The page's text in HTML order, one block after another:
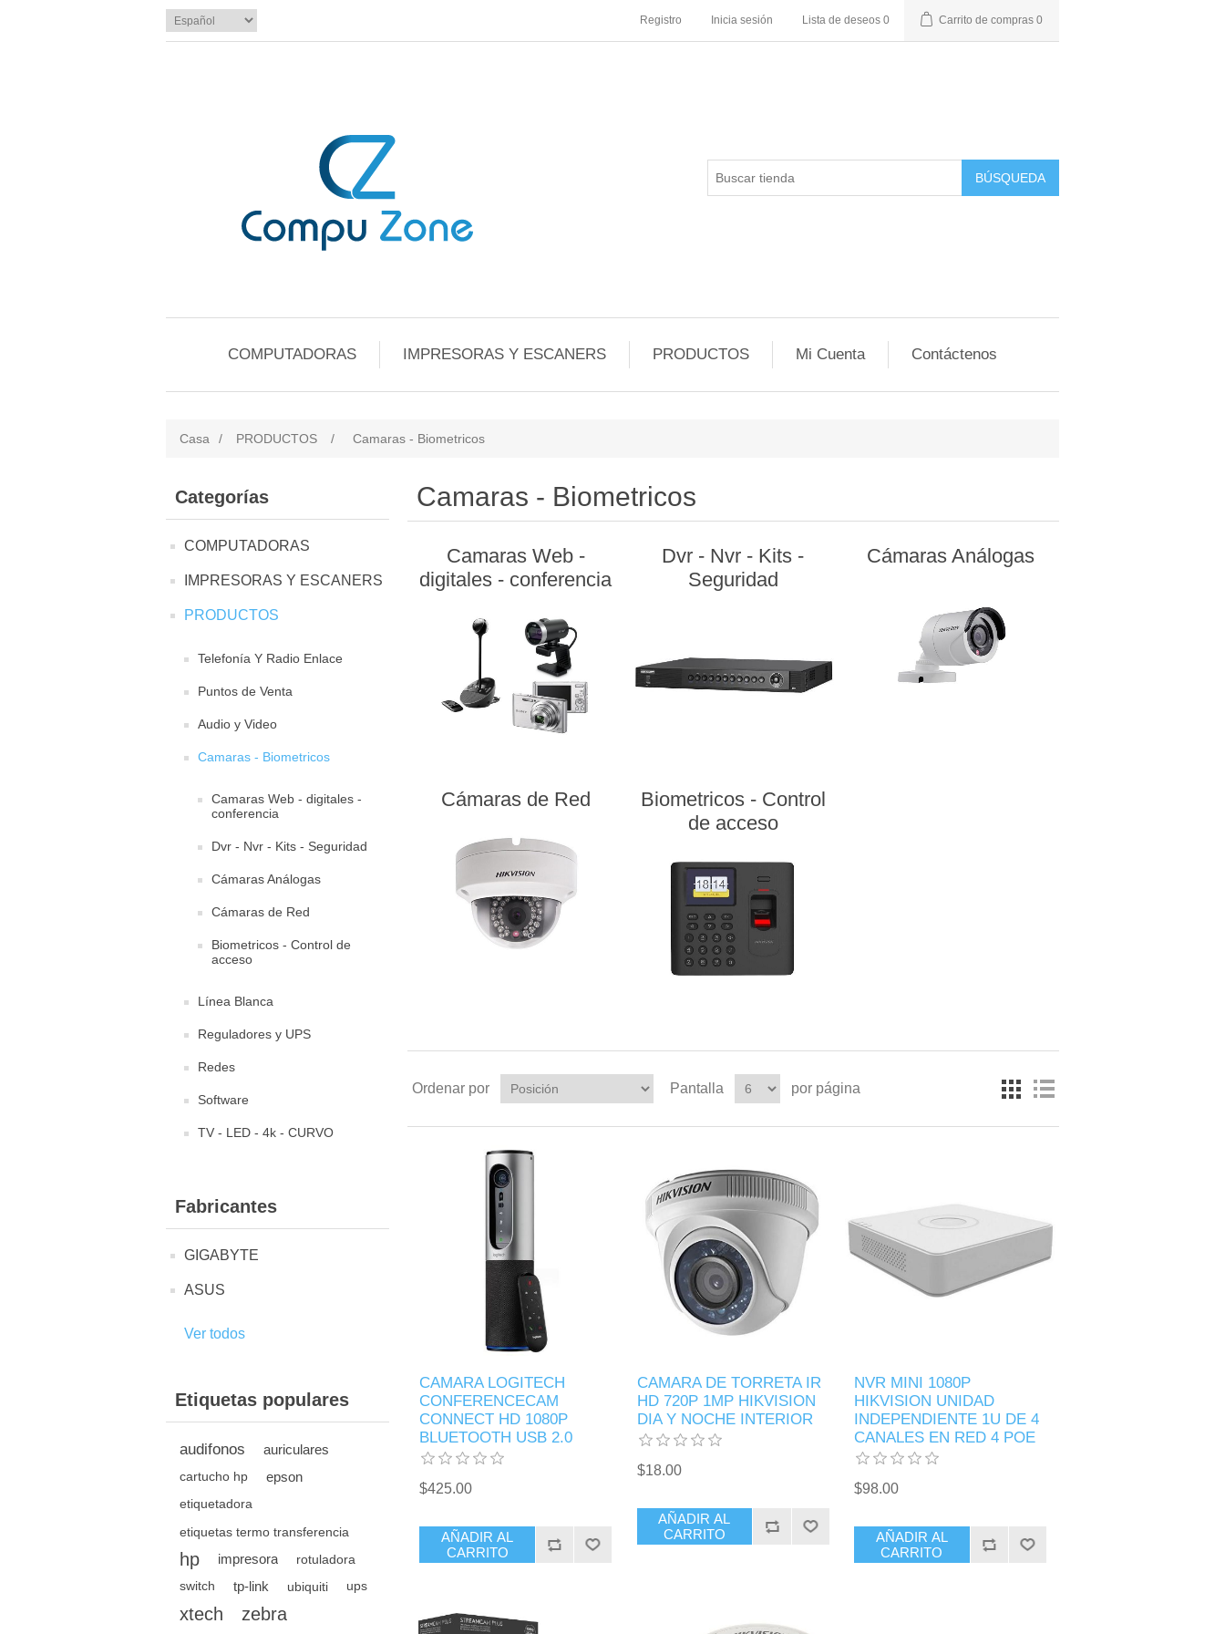
Registro Inicia sesión Lista de deseos 0 Carrito de compras 0
BÚSQUEDA
COMPUTADORAS IMPRESORAS Y ESCANERS PRODUCTOS Mi Cuenta Contáctenos
Casa / PRODUCTOS / Camaras - Biometricos
Categorías
COMPUTADORAS
IMPRESORAS Y ESCANERS
PRODUCTOS
Telefonía Y Radio Enlace
Puntos de Venta
Audio y Video
Camaras - Biometricos
Camaras Web - digitales -
conferencia
Dvr - Nvr - Kits - Seguridad
Cámaras Análogas
Cámaras de Red
Biometricos - Control de
acceso
Línea Blanca
Reguladores y UPS
Redes
Software
TV - LED - 4k - CURVO
Fabricantes
GIGABYTE
ASUS
Ver todos
Etiquetas populares
audifonos auriculares
cartucho hp epson
etiquetadora
etiquetas termo transferencia
hp impresora rotuladora
switch tp-link ubiquiti ups
xtech zebra
Camaras - Biometricos
Camaras Web -
digitales - conferencia
Dvr - Nvr - Kits -
Seguridad
Cámaras Análogas
Cámaras de Red
Biometricos - Control
de acceso
Ordenar por Pantalla por página
CAMARA LOGITECH
CONFERENCECAM
CONNECT HD 1080P
BLUETOOTH USB 2.0
$425.00
AÑADIR AL
CARRITO
CAMARA DE TORRETA IR
HD 720P 1MP HIKVISION
DIA Y NOCHE INTERIOR
$18.00
AÑADIR AL
CARRITO
NVR MINI 1080P
HIKVISION UNIDAD
INDEPENDIENTE 1U DE 4
CANALES EN RED 4 POE
$98.00
AÑADIR AL
CARRITO